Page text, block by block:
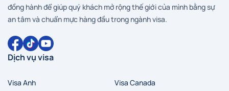
đồng hành để giúp quý khách mở rộng thế giới của mình bằng sự
an tâm và chuẩn mực hàng đầu trong ngành visa.
Dịch vụ visa
Visa Anh
Visa Canada